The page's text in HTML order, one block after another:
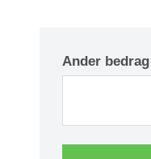
Ander bedrag